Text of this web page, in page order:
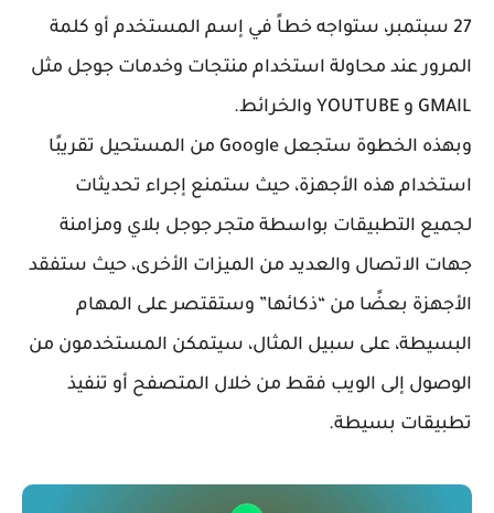
27 سبتمبر، ستواجه خطاً في إسم المستخدم أو كلمة
المرور عند محاولة استخدام منتجات وخدمات جوجل مثل
GMAIL و YOUTUBE والخرائط.
وبهذه الخطوة ستجعل Google من المستحيل تقريبًا
استخدام هذه الأجهزة، حيث ستمنع إجراء تحديثات
لجميع التطبيقات بواسطة متجر جوجل بلاي ومزامنة
جهات الاتصال والعديد من الميزات الأخرى، حيث ستفقد
الأجهزة بعضًا من “ذكائها” وستقتصر على المهام
البسيطة، على سبيل المثال، سيتمكن المستخدمون من
الوصول إلى الويب فقط من خلال المتصفح أو تنفيذ
تطبيقات بسيطة.